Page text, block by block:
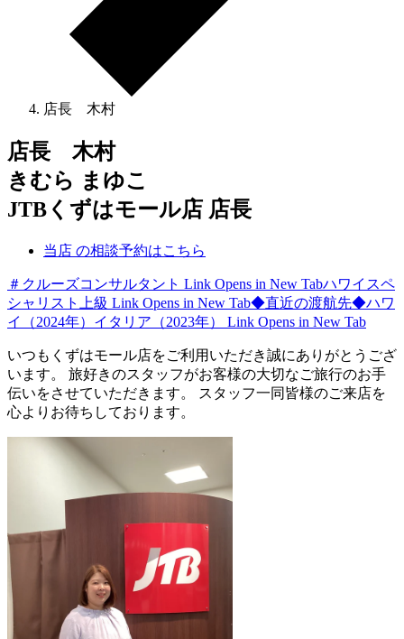
店長 木村
店長 木村
きむら まゆこ
JTBくずはモール店 店長
当店 の相談予約はこちら
＃クルーズコンサルタント Link Opens in New Tabハワイスペ
シャリスト上級 Link Opens in New Tab◆直近の渡航先◆ハワ
イ（2024年）イタリア（2023年）
Link Opens in New Tab
いつもくずはモール店をご利用いただき誠にありがとうござ
います。 旅好きのスタッフがお客様の大切なご旅行のお手
伝いをさせていただきます。 スタッフ一同皆様のご来店を
心よりお待ちしております。